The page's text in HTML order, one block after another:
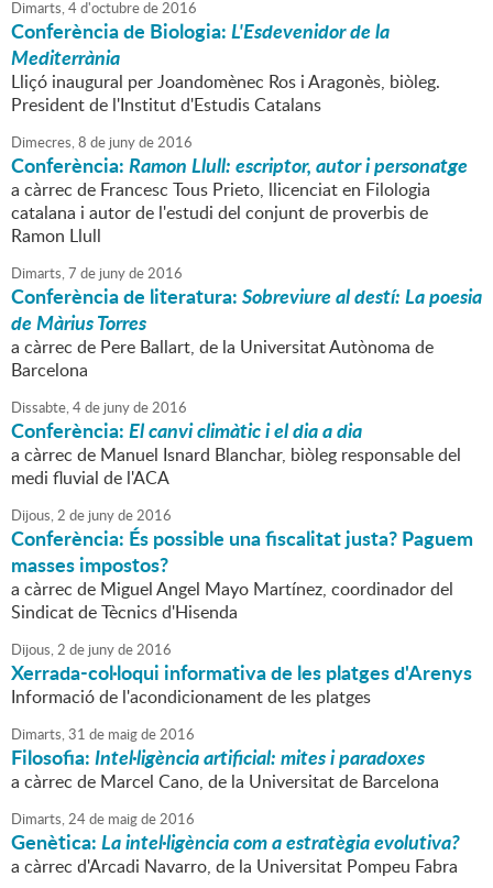
Dimarts,4d'octubrede2016
Conferència de Biologia:L'Esdevenidor de la
Mediterrània
Lliçó inaugural per Joandomènec Ros i Aragonès, biòleg.
President de l'Institut d'Estudis Catalans
Dimecres,8 de junyde2016
Conferència:Ramon Llull: escriptor, autor i personatge
a càrrec de Francesc Tous Prieto, llicenciat en Filologia
catalana i autor de l'estudi del conjunt de proverbis de
Ramon Llull
Dimarts,7 de junyde2016
Conferència de literatura:Sobreviure al destí: La poesia
de Màrius Torres
a càrrec de Pere Ballart, de la Universitat Autònoma de
Barcelona
Dissabte,4de junyde2016
Conferència:El canvi climàtic i el dia a dia
a càrrec de Manuel Isnard Blanchar, biòleg responsable del
medi fluvial de l'ACA
Dijous,2 de junyde2016
Conferència: És possible una fiscalitat justa? Paguem
masses impostos?
a càrrec de Miguel Angel Mayo Martínez, coordinador del
Sindicat de Tècnics d'Hisenda
Dijous,2 de junyde2016
Xerrada-col·loqui informativa de les platges d'Arenys
Informació de l'acondicionament de les platges
Dimarts,31 de maigde2016
Filosofia:Intel·ligència artificial: mites i paradoxes
a càrrec de Marcel Cano, de la Universitat de Barcelona
Dimarts,24de maigde2016
Genètica:La intel·ligència com a estratègia evolutiva?
a càrrec d'Arcadi Navarro, de la Universitat Pompeu Fabra